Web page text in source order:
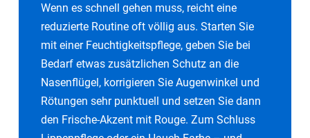
Wenn es schnell gehen muss, reicht eine
reduzierte Routine oft völlig aus. Starten Sie
mit einer Feuchtigkeitspflege, geben Sie bei
Bedarf etwas zusätzlichen Schutz an die
Nasenflügel, korrigieren Sie Augenwinkel und
Rötungen sehr punktuell und setzen Sie dann
den Frische-Akzent mit Rouge. Zum Schluss